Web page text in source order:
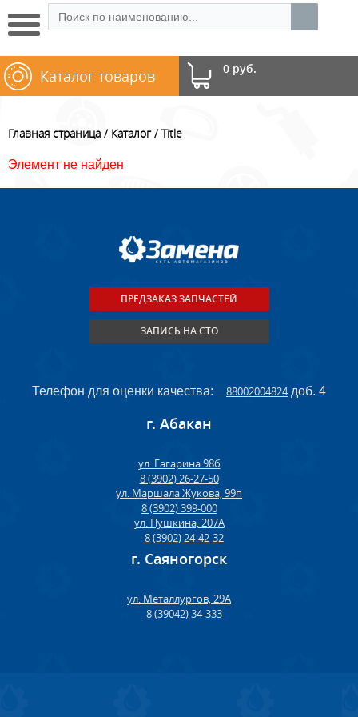
0 руб.
Каталог товаров
Главная страница Каталог Title
Элемент не найден
ПРЕДЗАКАЗ ЗАПЧАСТЕЙ
ЗАПИСЬ НА СТО
Телефон для оценки качества: 88002004824доб. 4
г. Абакан
ул. Гагарина 98б
8 (3902) 26-27-50
ул. Маршала Жукова, 99п
8 (3902) 399-000
ул. Пушкина, 207А
8 (3902) 24-42-32
г. Саяногорск
ул. Металлургов, 29А
8 (39042) 34-333